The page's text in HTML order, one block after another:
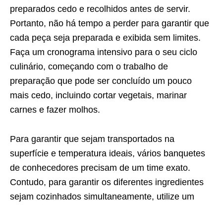
preparados cedo e recolhidos antes de servir.
Portanto, não há tempo a perder para garantir que
cada peça seja preparada e exibida sem limites.
Faça um cronograma intensivo para o seu ciclo
culinário, começando com o trabalho de
preparação que pode ser concluído um pouco
mais cedo, incluindo cortar vegetais, marinar
carnes e fazer molhos.
Para garantir que sejam transportados na
superfície e temperatura ideais, vários banquetes
de conhecedores precisam de um time exato.
Contudo, para garantir os diferentes ingredientes
sejam cozinhados simultaneamente, utilize um